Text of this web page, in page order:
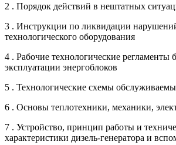
2 . Порядок действий в нештатных
3 . Инструкции по ликвидации
технологического оборудования
4 . Рабочие технологические регламенты
эксплуатации энергоблоков
5 . Технологические схемы
6 . Основы теплотехники, механики,
7 . Устройство, принцип работы и
характеристики дизель-генератора и